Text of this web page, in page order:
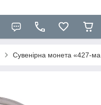
Сувенірна монета «427-